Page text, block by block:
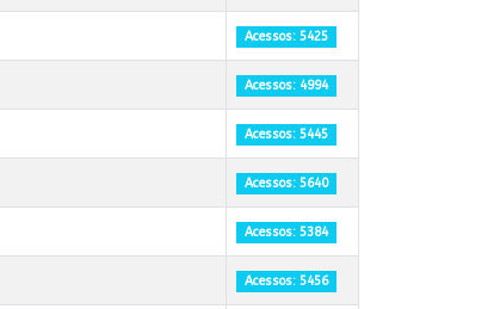
Acessos: 5425
Acessos: 4994
Acessos: 5445
Acessos: 5640
Acessos: 5384
Acessos: 5456